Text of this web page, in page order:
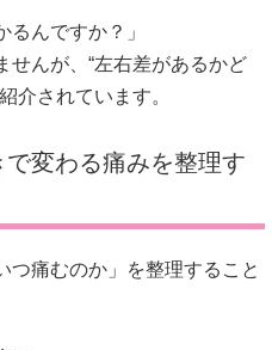
るんですか？」
せんが、“左右差があるかど
介されています。
変わる痛みを整理す
つ痛むのか」を整理すること